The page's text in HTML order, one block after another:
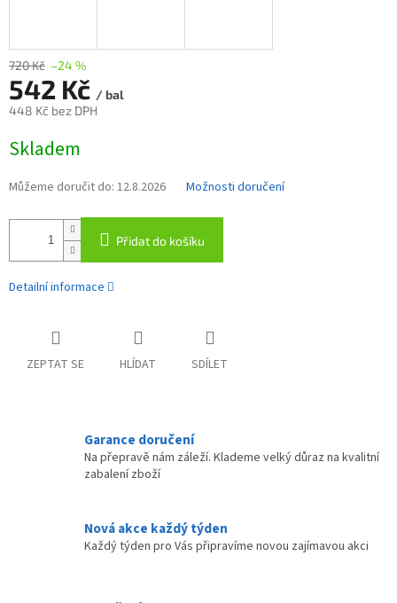
720 Kč –24 %
542 Kč / bal
448 Kč bez DPH
cena:
Skladem
Můžeme doručit do: 12.8.2026 Možnosti doručení
Přidat do košíku
Detailní informace
ZEPTAT SE HLÍDAT SDÍLET
Garance doručení
Na přepravě nám záleží. Klademe velký důraz na kvalitní
zabalení zboží
Nová akce každý týden
Každý týden pro Vás připravíme novou zajímavou akci